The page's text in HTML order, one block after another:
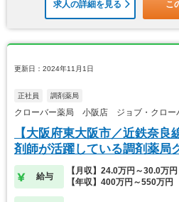
求人の詳細を見る こ
更新日：2024年11月1日
正社員 調剤薬局
クローバー薬局 小阪店 ジョブ・クロー
【大阪府東大阪市／近鉄奈
剤師が活躍している調剤薬局
給与
【月収】24.0万円～30.0万円
【年収】400万円～550万円